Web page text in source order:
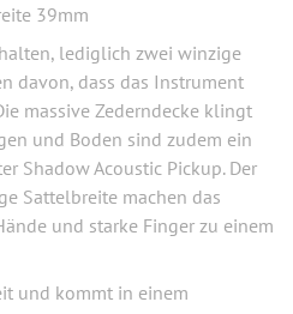
39mm
lediglich zwei winzige
davon, dass das Instrument
massive Zederndecke klingt
und Boden sind zudem ein
Shadow Acoustic Pickup. Der
Sattelbreite machen das
und starke Finger zu einem
und kommt in einem